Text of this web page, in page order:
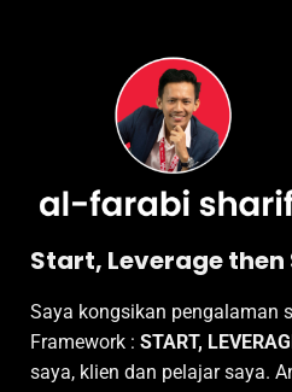
Start, Leverage then
Saya kongsikan pengalaman
Framework : START,
saya, klien dan pelajar saya.